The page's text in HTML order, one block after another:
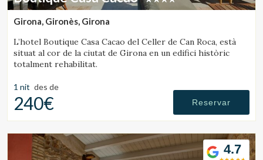
Girona, Gironès, Girona
L’hotel Boutique Casa Cacao del Celler de Can Roca, està
situat al cor de la ciutat de Girona en un edifici històric
totalment rehabilitat.
1 nit des de
240€ Reservar
4.7
informació sobre les preferències i les eleccions personals
de l'usuari a través de l'observació continuada dels seus
hàbits de navegació. Gràcies a elles, podem conèixer els
relacionada amb el perfil de navegació de l'usuari.